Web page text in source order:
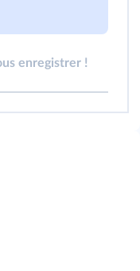
enregistrer !